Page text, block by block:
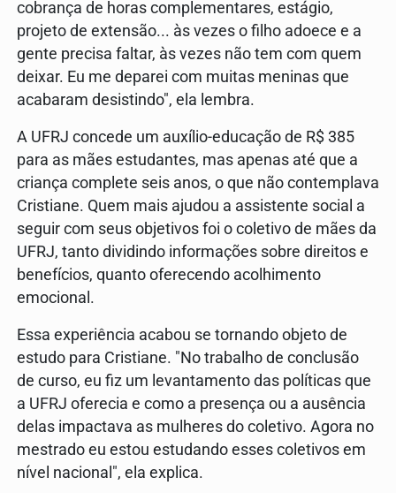
cobrança de horas complementares, estágio,
projeto de extensão... às vezes o filho adoece e a
gente precisa faltar, às vezes não tem com quem
deixar. Eu me deparei com muitas meninas que
acabaram desistindo", ela lembra.
A UFRJ concede um auxílio-educação de R$ 385
para as mães estudantes, mas apenas até que a
criança complete seis anos, o que não contemplava
Cristiane. Quem mais ajudou a assistente social a
seguir com seus objetivos foi o coletivo de mães da
UFRJ, tanto dividindo informações sobre direitos e
benefícios, quanto oferecendo acolhimento
emocional.
Essa experiência acabou se tornando objeto de
estudo para Cristiane. "No trabalho de conclusão
de curso, eu fiz um levantamento das políticas que
a UFRJ oferecia e como a presença ou a ausência
delas impactava as mulheres do coletivo. Agora no
mestrado eu estou estudando esses coletivos em
nível nacional", ela explica.